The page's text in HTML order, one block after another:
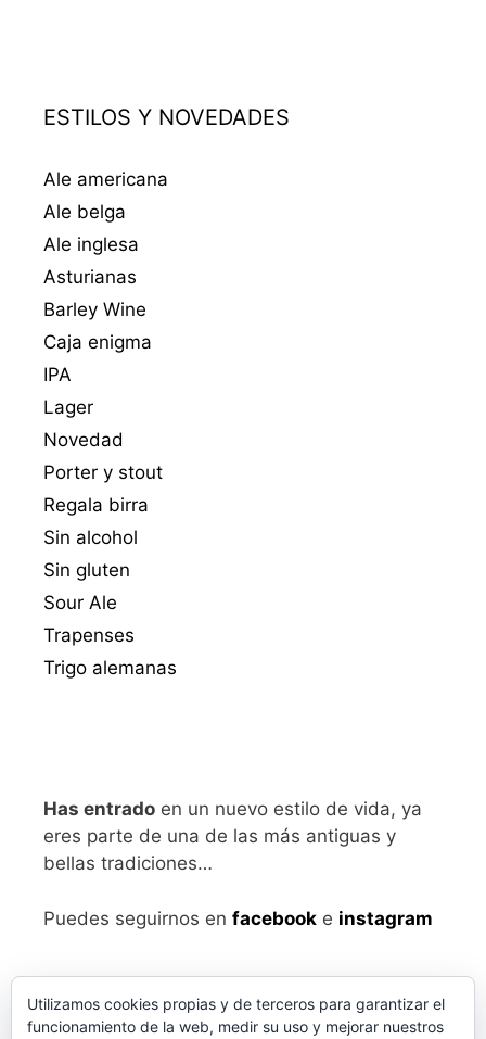
ESTILOS Y NOVEDADES
Ale americana
Ale belga
Ale inglesa
Asturianas
Barley Wine
Caja enigma
IPA
Lager
Novedad
Porter y stout
Regala birra
Sin alcohol
Sin gluten
Sour Ale
Trapenses
Trigo alemanas
Has entrado en un nuevo estilo de vida, ya
eres parte de una de las más antiguas y
bellas tradiciones…
Puedes seguirnos en facebook e instagram
Utilizamos cookies propias y de terceros para garantizar el
funcionamiento de la web, medir su uso y mejorar nuestros